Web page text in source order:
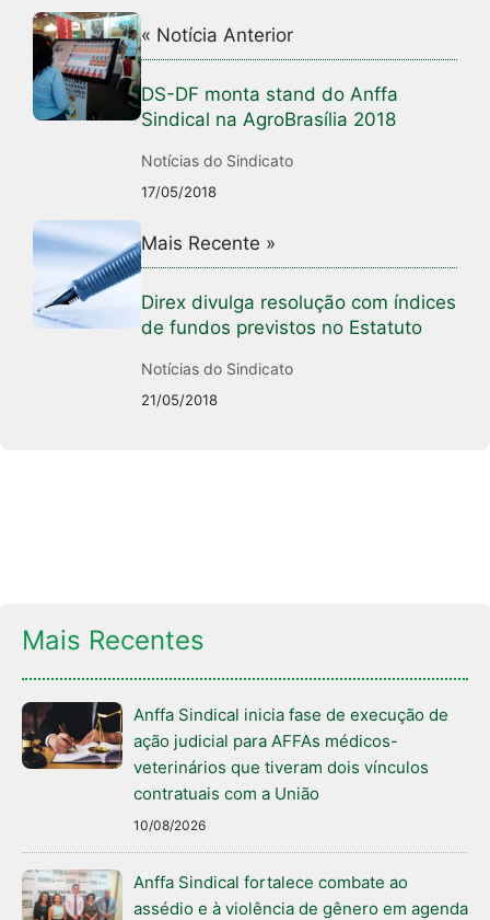
« Notícia Anterior
DS-DF monta stand do Anffa
Sindical na AgroBrasília 2018
Notícias do Sindicato
17/05/2018
Mais Recente »
Direx divulga resolução com índices
de fundos previstos no Estatuto
Notícias do Sindicato
21/05/2018
Mais Recentes
Anffa Sindical inicia fase de execução de
ação judicial para AFFAs médicos-
veterinários que tiveram dois vínculos
contratuais com a União
10/08/2026
Anffa Sindical fortalece combate ao
assédio e à violência de gênero em agenda